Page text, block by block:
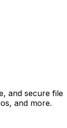
and secure file
and more.